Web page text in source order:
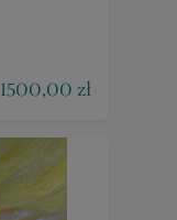
1500,00 zł